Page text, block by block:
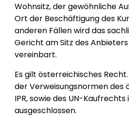
Wohnsitz, der gewöhnliche
Ort der Beschäftigung des
anderen Fällen wird das
Gericht am Sitz des
vereinbart.
Es gilt österreichisches
der Verweisungsnormen des
IPR, sowie des UN-
ausgeschlossen.